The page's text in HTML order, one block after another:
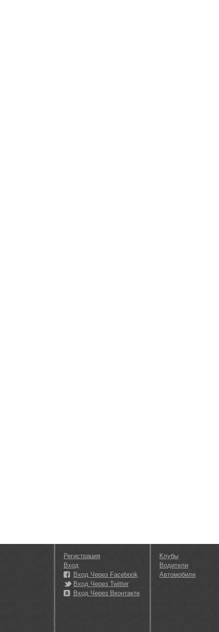
Регистрация
Вход
Вход Через Facebook
Вход Через Twitter
Вход Через Вконтакте
Клубы
Водители
Автомобили